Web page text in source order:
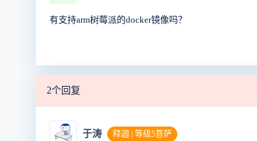
有支持arm树莓派的docker镜像吗？
2个回复
于涛 释迦 | 等级5菩萨